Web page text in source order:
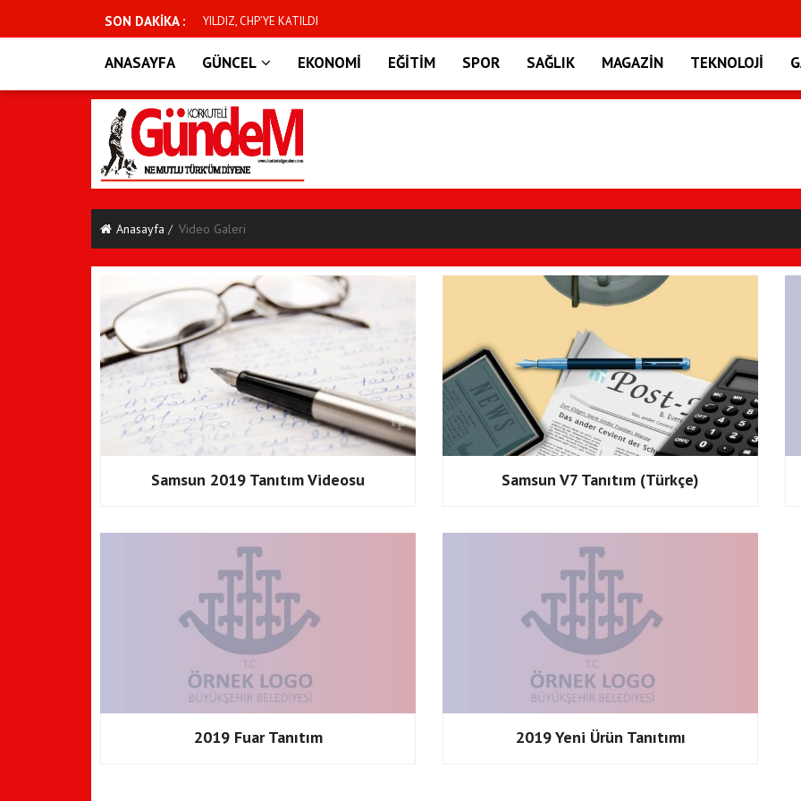
SON DAKİKA : YILDIZ, CHP’YE KATILDI 50 ÖĞRENCİYE
ANASAYFA GÜNCEL EKONOMİ EĞİTİM SPOR SAĞLIK MAGAZİN TEKNOLOJİ
Anasayfa Video Galeri
Samsun 2019 Tanıtım Videosu Samsun V7 Tanıtım (Türkçe)
2019 Fuar Tanıtım 2019 Yeni Ürün Tanıtımı